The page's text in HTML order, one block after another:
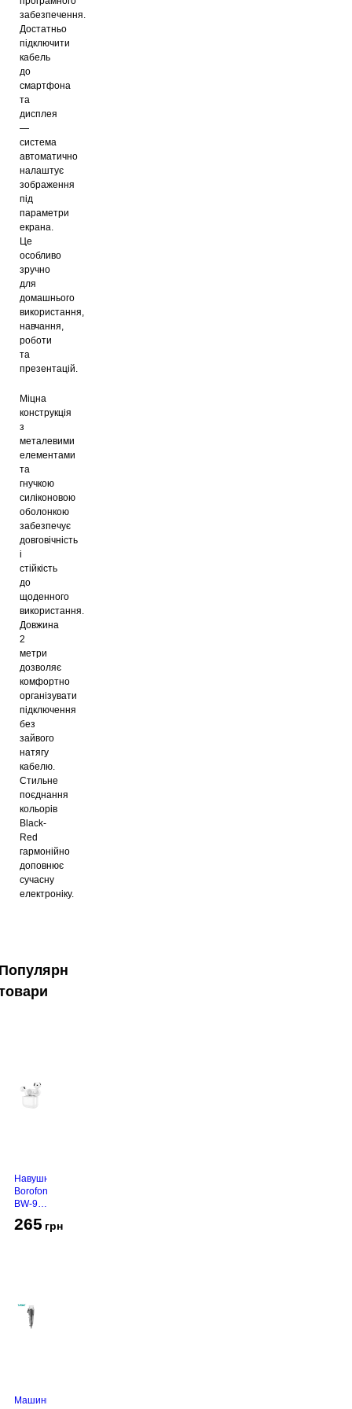
забезпечення.
Достатньо
підключити
кабель
до
смартфона
та
дисплея
—
система
автоматично
налаштує
зображення
під
параметри
екрана.
Це
особливо
зручно
для
домашнього
використання,
навчання,
роботи
та
презентацій.
Міцна
конструкція
з
металевими
елементами
та
гнучкою
силіконовою
оболонкою
забезпечує
довговічність
і
стійкість
до
щоденного
використання.
Довжина
2
метри
дозволяє
комфортно
організувати
підключення
без
зайвого
натягу
кабелю.
Стильне
поєднання
кольорів
Black-
Red
гармонійно
доповнює
сучасну
електроніку.
Навушники
Borofone
BW-94
265 грн
Машинка